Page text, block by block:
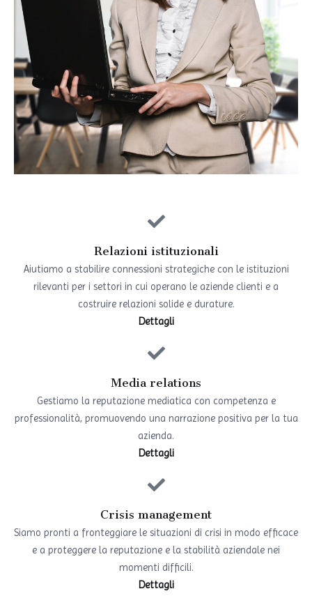
Relazioni istituzionali
Aiutiamo a stabilire connessioni strategiche con le istituzioni
rilevanti per i settori in cui operano le aziende clienti e a
costruire relazioni solide e durature.
Dettagli
Media relations
Gestiamo la reputazione mediatica con competenza e
professionalità, promuovendo una narrazione positiva per la tua
azienda.
Dettagli
Crisis management
Siamo pronti a fronteggiare le situazioni di crisi in modo efficace
e a proteggere la reputazione e la stabilità aziendale nei
momenti difficili.
Dettagli